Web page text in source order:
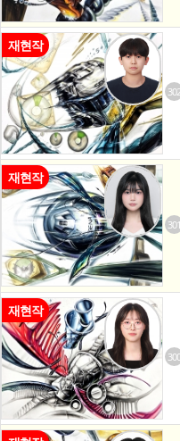
재현작
302
재현작
301
재현작
300